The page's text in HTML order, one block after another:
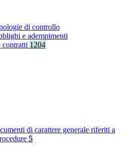
di controllo
e adempimenti
contratti 1204
di carattere generale riferiti a
5